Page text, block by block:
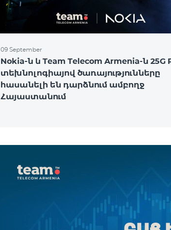
09 September
Nokia-ն և Team Telecom Armenia-ն 25G
տեխնոլոգիայով ծառայությունները
հասանելի են դարձնում ամբողջ
Հայաստանում